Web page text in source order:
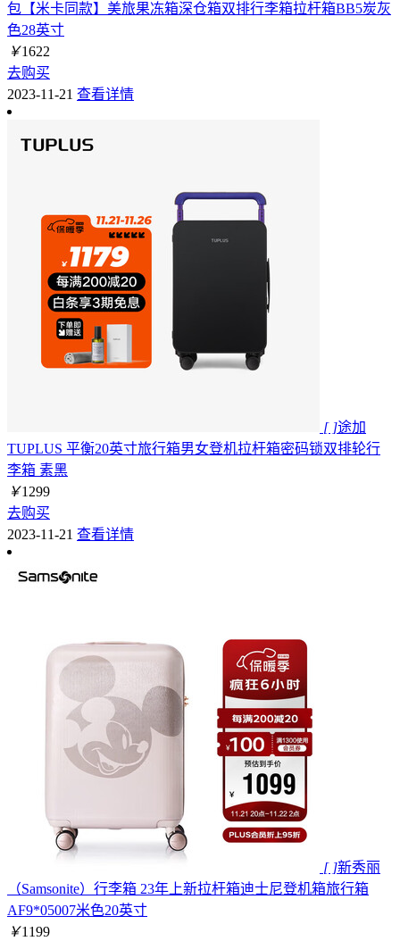
包【米卡同款】美旅果冻箱深仓箱双排行李箱拉杆箱BB5炭灰
色28英寸
￥1622
去购买
2023-11-21 查看详情
[ ]途加
TUPLUS 平衡20英寸旅行箱男女登机拉杆箱密码锁双排轮行
李箱 素黑
￥1299
去购买
2023-11-21 查看详情
[ ]新秀丽
（Samsonite）行李箱 23年上新拉杆箱迪士尼登机箱旅行箱
AF9*05007米色20英寸
￥1199